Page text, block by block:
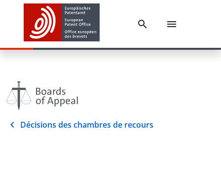
Décisions des chambres de recours